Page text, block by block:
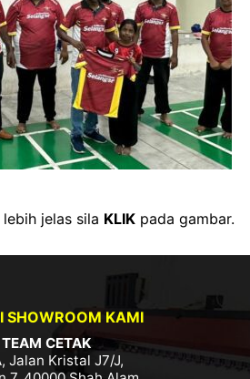
jelas sila KLIKpada gambar.
SHOWROOM KAMI
TEAM CETAK
Jalan Kristal J7/J,